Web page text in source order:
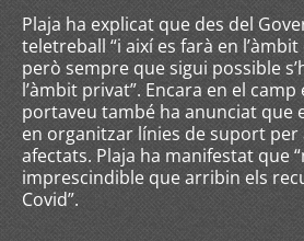
Plaja ha explicat que des del
teletreball “i així es farà en
però sempre que sigui possible
l’àmbit privat”. Encara en el
portaveu també ha anunciat que
en organitzar línies de suport per
afectats. Plaja ha manifestat que
imprescindible que arribin els
Covid”.